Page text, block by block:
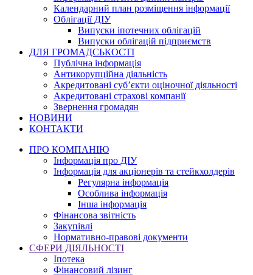
Календарний план розміщення інформації
Облігації ДІУ
Випуски іпотечних облігацій
Випуски облігацій підприємств
ДЛЯ ГРОМАДСЬКОСТІ
Публічна інформація
Антикорупційна діяльність
Акредитовані суб’єкти оціночної діяльності
Акредитовані страхові компанії
Звернення громадян
НОВИНИ
КОНТАКТИ
ПРО КОМПАНІЮ
Інформація про ДІУ
Інформація для акціонерів та стейкхолдерів
Регулярна інформація
Особлива інформація
Інша інформація
Фінансова звітність
Закупівлі
Нормативно-правові документи
СФЕРИ ДІЯЛЬНОСТІ
Іпотека
Фінансовий лізинг